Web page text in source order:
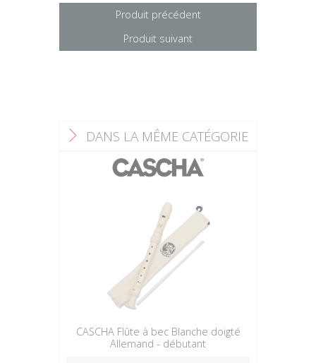
Produit précédent
Produit suivant
F DANS LA MÊME CATÉGORIE
CASCHA Flûte à bec Blanche doigté
Allemand - débutant